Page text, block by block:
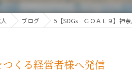
ブログ 5【SDGs ＧＯＡＬ９】神奈
くる経営者様へ発信